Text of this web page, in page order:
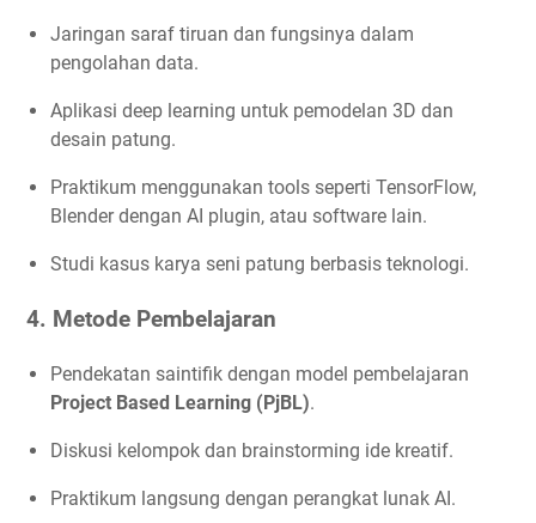
Jaringan saraf tiruan dan fungsinya dalam
pengolahan data.
Aplikasi deep learning untuk pemodelan 3D dan
desain patung.
Praktikum menggunakan tools seperti TensorFlow,
Blender dengan AI plugin, atau software lain.
Studi kasus karya seni patung berbasis teknologi.
4. Metode Pembelajaran
Pendekatan saintifik dengan model pembelajaran
Project Based Learning (PjBL).
Diskusi kelompok dan brainstorming ide kreatif.
Praktikum langsung dengan perangkat lunak AI.